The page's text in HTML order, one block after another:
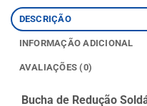
DESCRIÇÃO
INFORMAÇÃO ADICIONAL
AVALIAÇÕES (0)
Bucha de Redução